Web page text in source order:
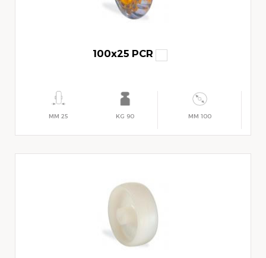
100x25 PCR
100 MM
90 KG
25 MM